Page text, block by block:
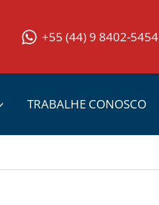
+55 (44) 9 8402-5454
TRABALHE CONOSCO